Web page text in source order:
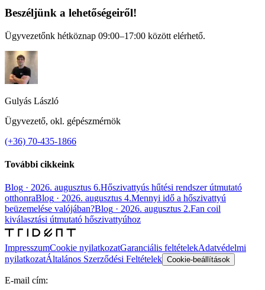
Beszéljünk a lehetőségeiről!
Ügyvezetőnk hétköznap 09:00–17:00 között elérhető.
Gulyás László
Ügyvezető, okl. gépészmérnök
(+36) 70-435-1866
További cikkeink
Blog · 2026. augusztus 6.Hőszivattyús hűtési rendszer útmutató
otthonraBlog · 2026. augusztus 4.Mennyi idő a hőszivattyú
beüzemelése valójában?Blog · 2026. augusztus 2.Fan coil
kiválasztási útmutató hőszivattyúhoz
ImpresszumCookie nyilatkozatGaranciális feltételekAdatvédelmi
nyilatkozatÁltalános Szerződési Feltételek Cookie-beállítások
E-mail cím: